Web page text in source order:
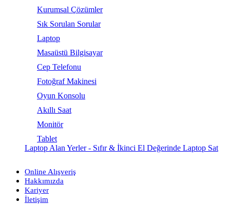
Kurumsal Çözümler
Sık Sorulan Sorular
Laptop
Masaüstü Bilgisayar
Cep Telefonu
Fotoğraf Makinesi
Oyun Konsolu
Akıllı Saat
Monitör
Tablet
Laptop Alan Yerler - Sıfır & İkinci El Değerinde Laptop Sat
Online Alışveriş
Hakkımızda
Kariyer
İletişim